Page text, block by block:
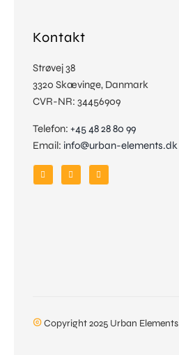
Kontakt
Strøvej 38
3320 Skævinge, Danmark
CVR-NR: 34456909
Telefon: +45 48 28 80 99
Email: info@urban-elements.dk
©Copyright 2025 Urban Elements